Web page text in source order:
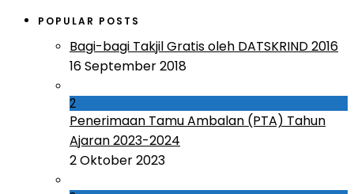
POPULAR POSTS
Bagi-bagi Takjil Gratis oleh DATSKRIND 2016
16 September 2018
2
Penerimaan Tamu Ambalan (PTA) Tahun
Ajaran 2023-2024
2 Oktober 2023